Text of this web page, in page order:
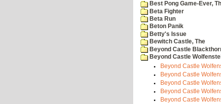
Best Pong Game-Ever,
Beta Fighter
Beta Run
Beton Panik
Betty's Issue
Bewitch Castle, The
Beyond Castle
Beyond Castle
Beyond Castle
Beyond Castle
Beyond Castle
Beyond Castle
Beyond Castle